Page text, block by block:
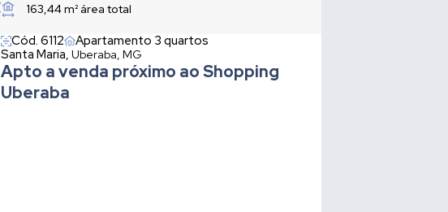
163,44 m²área total
Cód. 6112 Apartamento 3 quartos
Santa Maria, Uberaba, MG
Apto a venda próximo ao Shopping
Uberaba